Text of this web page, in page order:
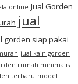
online Jual Gorden
jual
gorden siap pakai
jual kain gorden
rumah minimalis
terbaru model